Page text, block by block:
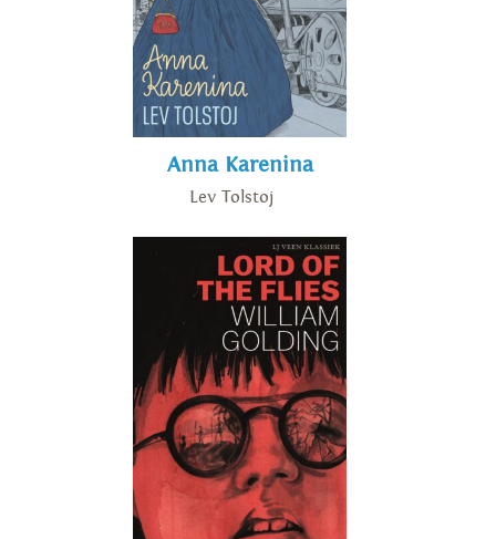
Anna Karenina
Lev Tolstoj